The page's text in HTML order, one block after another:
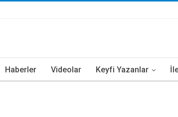
Haberler Videolar Keyfi Yazanlar